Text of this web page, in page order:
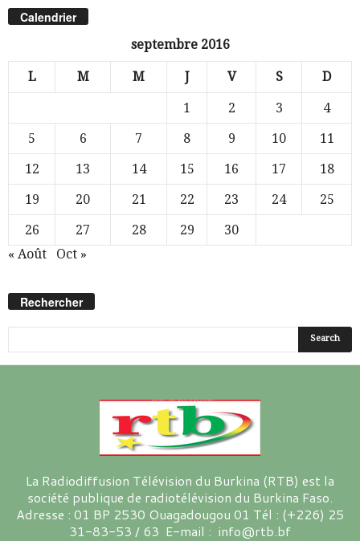
Calendrier
septembre 2016
L M M J V S D
1 2 3
4
5
6 7 8 9 10
11
12
13 14 15 16 17
18
19
20 21 22 23 24
25
26
27 28 29
30
« Août
Oct »
Rechercher
La Radiodiffusion Télévision du Burkina (RTB) est la
société publique de radiotélévision du Burkina Faso.
Adresse : 01 BP 2530 Ouagadougou 01 Tél : (+226) 25
31-83-53 / 63 E-mail : info@rtb.bf